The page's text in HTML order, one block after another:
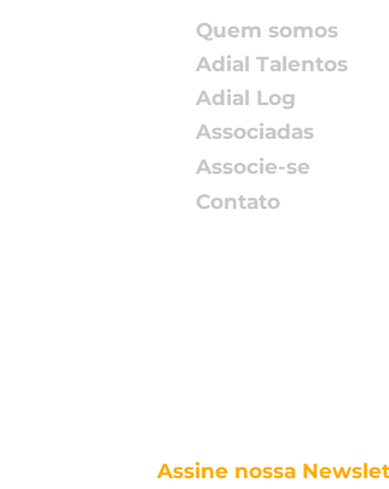
milho Non-GMO
Quem somos
Adial Talentos
Adial Log
Associadas
Associe-se
Contato
Assine nossa